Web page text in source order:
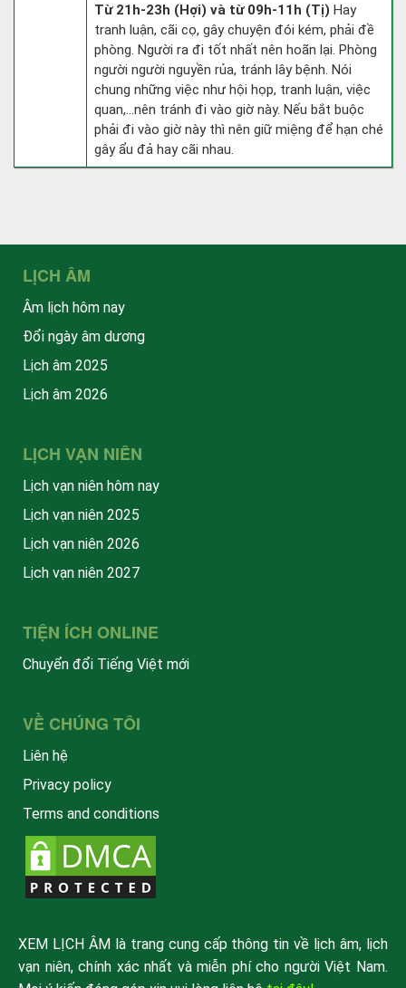
Từ 21h-23h (Hợi) và từ 09h-11h (Tị) Hay
tranh luận, cãi cọ, gây chuyện đói kém, phải đề
phòng. Người ra đi tốt nhất nên hoãn lại. Phòng
người người nguyền rủa, tránh lây bệnh. Nói
chung những việc như hội họp, tranh luận, việc
quan,…nên tránh đi vào giờ này. Nếu bắt buộc
phải đi vào giờ này thì nên giữ miệng để hạn ché
gây ẩu đả hay cãi nhau.
LỊCH ÂM
Âm lịch hôm nay
Đổi ngày âm dương
Lịch âm 2025
Lịch âm 2026
LỊCH VẠN NIÊN
Lịch vạn niên hôm nay
Lịch vạn niên 2025
Lịch vạn niên 2026
Lịch vạn niên 2027
TIỆN ÍCH ONLINE
Chuyển đổi Tiếng Việt mới
VỀ CHÚNG TÔI
Liên hệ
Privacy policy
Terms and conditions
XEM LỊCH ÂM là trang cung cấp thông tin về lịch âm, lịch
vạn niên, chính xác nhất và miễn phí cho người Việt Nam.